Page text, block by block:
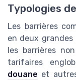
Typologies
Les barrières
en deux
les barrières
tarifaires
douane et